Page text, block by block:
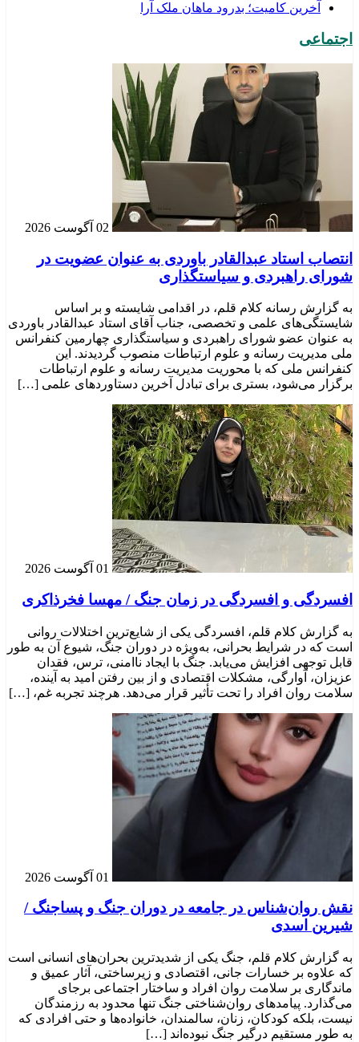
​آخرین کامیت؛ بدرود ماهان ملک آرا
اجتماعی
02 آگوست 2026
انتصاب استاد عبدالقادر باوردی به عنوان عضویت در
شورای راهبردی و سیاستگذاری
به گزارش رسانه کلام قلم، در اقدامی شایسته و بر اساس
شایستگی‌های علمی و تخصصی، جناب آقای استاد عبدالقادر باوردی
به عنوان عضو شورای راهبردی و سیاستگذاری چهارمین کنفرانس
ملی مدیریت رسانه و علوم ارتباطات منصوب گردیدند. این
کنفرانس ملی که با محوریت مدیریت رسانه و علوم ارتباطات
برگزار می‌شود، بستری برای تبادل آخرین دستاوردهای علمی […]
01 آگوست 2026
افسردگی و افسردگی در زمان جنگ / مهسا فخرذاکری
به گزارش کلام قلم، افسردگی یکی از شایع‌ترین اختلالات روانی
است که در شرایط بحرانی، به‌ویژه در دوران جنگ، شیوع آن به طور
قابل توجهی افزایش می‌یابد. جنگ با ایجاد ناامنی، ترس، فقدان
عزیزان، آوارگی، مشکلات اقتصادی و از بین رفتن امید به آینده،
سلامت روان افراد را تحت تأثیر قرار می‌دهد. هرچند تجربه غم، […]
01 آگوست 2026
نقش روان‌شناس در جامعه در دوران جنگ و پساجنگ /
شیرین اسدی
به گزارش کلام قلم، جنگ یکی از شدیدترین بحران‌های انسانی است
که علاوه بر خسارات جانی، اقتصادی و زیرساختی، آثار عمیق و
ماندگاری بر سلامت روان افراد و ساختار اجتماعی برجای
می‌گذارد. پیامدهای روان‌شناختی جنگ تنها محدود به رزمندگان
نیست، بلکه کودکان، زنان، سالمندان، خانواده‌ها و حتی افرادی که
به طور مستقیم درگیر جنگ نبوده‌اند […]